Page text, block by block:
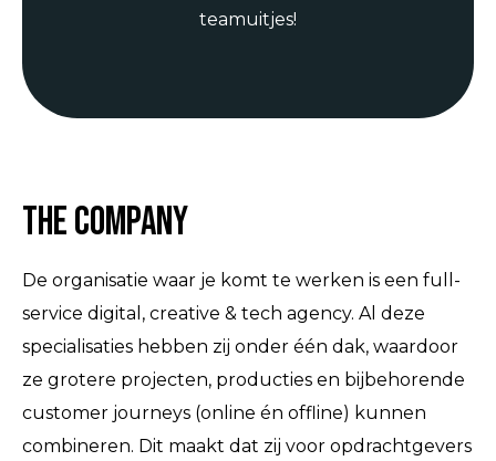
teamuitjes!
The Company
De organisatie waar je komt te werken is een full-
service digital, creative & tech agency. Al deze
specialisaties hebben zij onder één dak, waardoor
ze grotere projecten, producties en bijbehorende
customer journeys (online én offline) kunnen
combineren. Dit maakt dat zij voor opdrachtgevers